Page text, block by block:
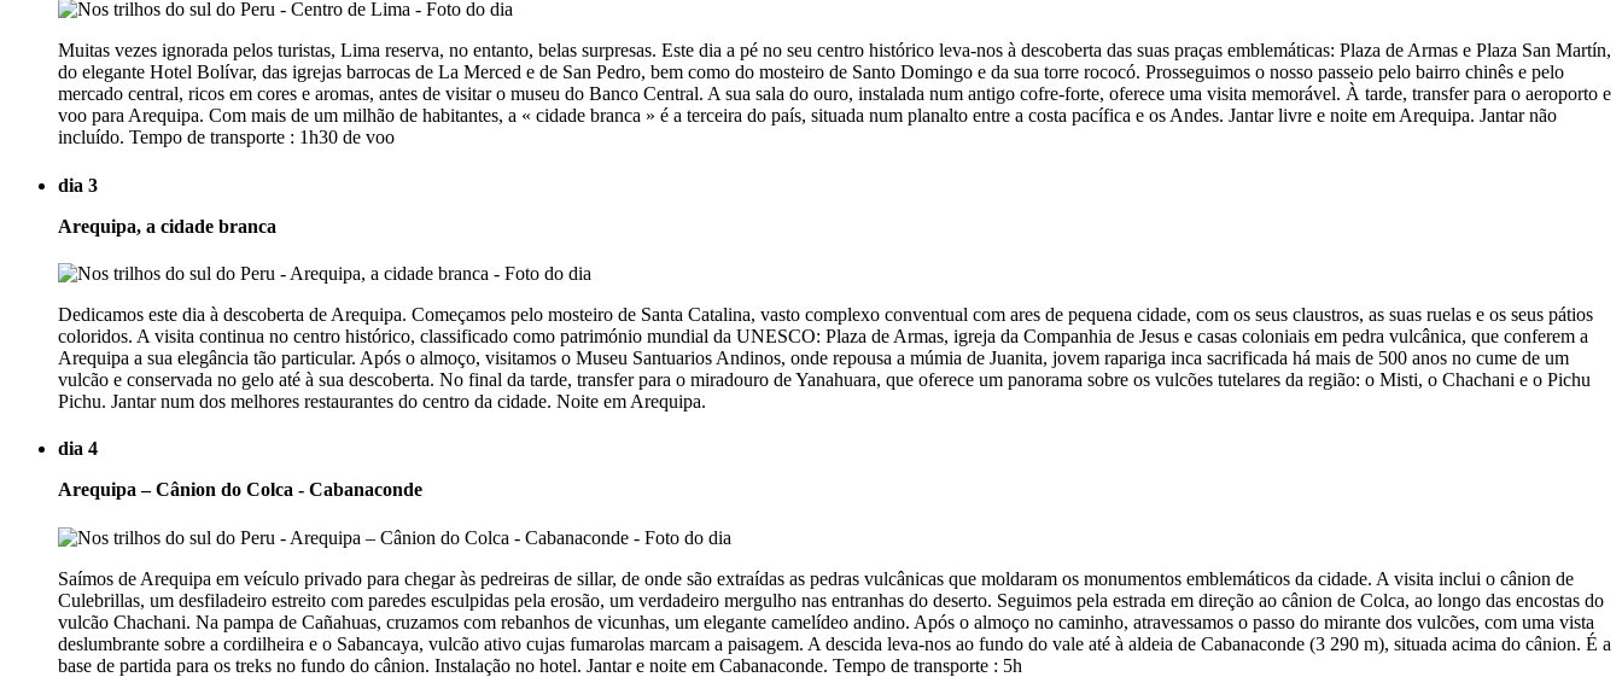
Muitas vezes ignorada pelos turistas, Lima reserva, no entanto, belas surpresas. Este dia a pé no seu centro histórico leva-nos à descoberta das suas praças emblemáticas: Plaza de Armas e Plaza San Martín,
do elegante Hotel Bolívar, das igrejas barrocas de La Merced e de San Pedro, bem como do mosteiro de Santo Domingo e da sua torre rococó. Prosseguimos o nosso passeio pelo bairro chinês e pelo
mercado central, ricos em cores e aromas, antes de visitar o museu do Banco Central. A sua sala do ouro, instalada num antigo cofre-forte, oferece uma visita memorável. À tarde, transfer para o aeroporto e
voo para Arequipa. Com mais de um milhão de habitantes, a « cidade branca » é a terceira do país, situada num planalto entre a costa pacífica e os Andes. Jantar livre e noite em Arequipa. Jantar não
incluído. Tempo de transporte : 1h30 de voo
dia 3
Arequipa, a cidade branca
Dedicamos este dia à descoberta de Arequipa. Começamos pelo mosteiro de Santa Catalina, vasto complexo conventual com ares de pequena cidade, com os seus claustros, as suas ruelas e os seus pátios
coloridos. A visita continua no centro histórico, classificado como património mundial da UNESCO: Plaza de Armas, igreja da Companhia de Jesus e casas coloniais em pedra vulcânica, que conferem a
Arequipa a sua elegância tão particular. Após o almoço, visitamos o Museu Santuarios Andinos, onde repousa a múmia de Juanita, jovem rapariga inca sacrificada há mais de 500 anos no cume de um
vulcão e conservada no gelo até à sua descoberta. No final da tarde, transfer para o miradouro de Yanahuara, que oferece um panorama sobre os vulcões tutelares da região: o Misti, o Chachani e o Pichu
Pichu. Jantar num dos melhores restaurantes do centro da cidade. Noite em Arequipa.
dia 4
Arequipa – Cânion do Colca - Cabanaconde
Saímos de Arequipa em veículo privado para chegar às pedreiras de sillar, de onde são extraídas as pedras vulcânicas que moldaram os monumentos emblemáticos da cidade. A visita inclui o cânion de
Culebrillas, um desfiladeiro estreito com paredes esculpidas pela erosão, um verdadeiro mergulho nas entranhas do deserto. Seguimos pela estrada em direção ao cânion de Colca, ao longo das encostas do
vulcão Chachani. Na pampa de Cañahuas, cruzamos com rebanhos de vicunhas, um elegante camelídeo andino. Após o almoço no caminho, atravessamos o passo do mirante dos vulcões, com uma vista
deslumbrante sobre a cordilheira e o Sabancaya, vulcão ativo cujas fumarolas marcam a paisagem. A descida leva-nos ao fundo do vale até à aldeia de Cabanaconde (3 290 m), situada acima do cânion. É a
base de partida para os treks no fundo do cânion. Instalação no hotel. Jantar e noite em Cabanaconde. Tempo de transporte : 5h